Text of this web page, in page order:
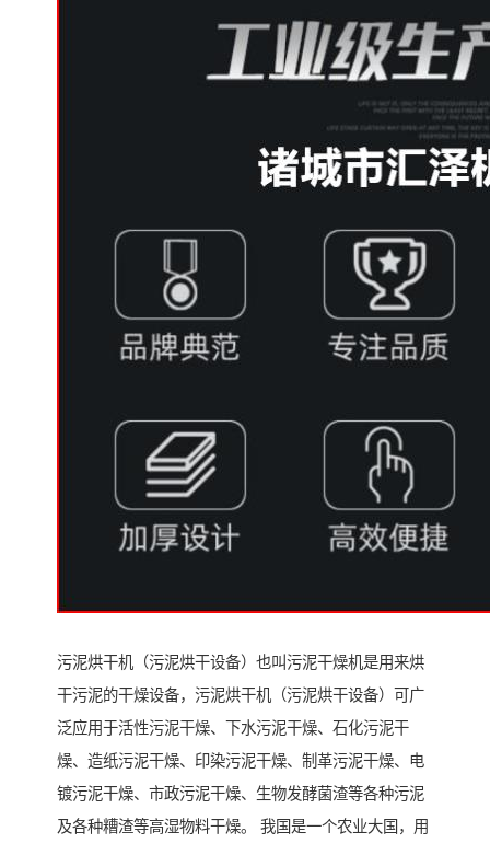
污泥烘干机（污泥烘干设备）也叫污泥干燥机是用来烘
干污泥的干燥设备，污泥烘干机（污泥烘干设备）可广
泛应用于活性污泥干燥、下水污泥干燥、石化污泥干
燥、造纸污泥干燥、印染污泥干燥、制革污泥干燥、电
镀污泥干燥、市政污泥干燥、生物发酵菌渣等各种污泥
及各种糟渣等高湿物料干燥。 我国是一个农业大国，用